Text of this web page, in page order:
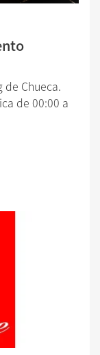
Chueca.
de 00:00 a